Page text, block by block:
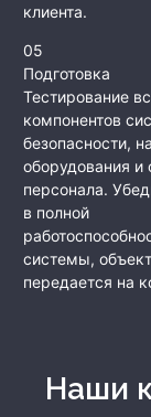
клиента.
05
Подготовка
Тестирование
компонентов
безопасности,
оборудования и
персонала.
в полной
системы, объект
передается на
Наши клиенты и как мы их